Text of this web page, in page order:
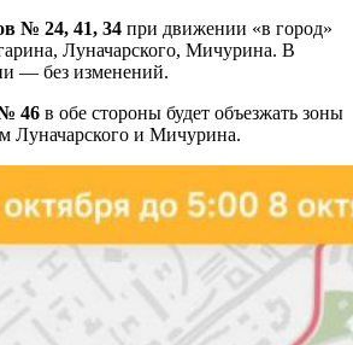
№ 24, 41, 34 при движении «в город»
Луначарского, Мичурина. В
— без изменений.
46 в обе стороны будет объезжать зоны
Луначарского и Мичурина.